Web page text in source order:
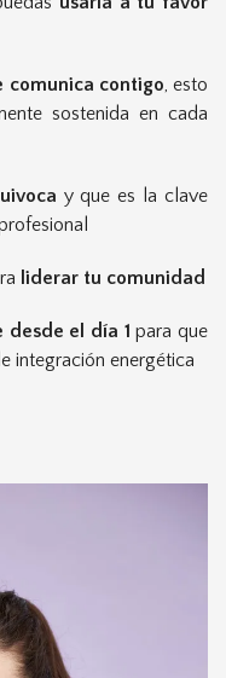
comunica contigo, esto
sostenida en cada
y que es la clave
liderar tu comunidad
desde el día 1para que
integración energética